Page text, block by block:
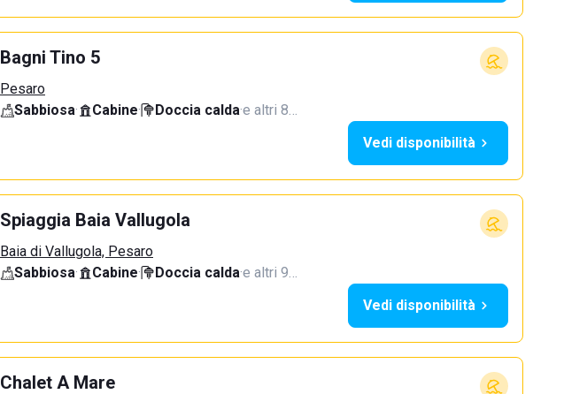
Bagni Tino 5
Pesaro
Sabbiosa· Cabine· Doccia calda·e altri 8…
Vedi disponibilità
Spiaggia Baia Vallugola
Baia di Vallugola, Pesaro
Sabbiosa· Cabine· Doccia calda·e altri 9…
Vedi disponibilità
Chalet A Mare